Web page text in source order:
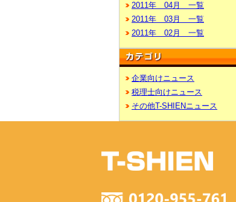
2011年 04月 一覧
2011年 03月 一覧
2011年 02月 一覧
企業向けニュース
税理士向けニュース
その他T-SHIENニュース